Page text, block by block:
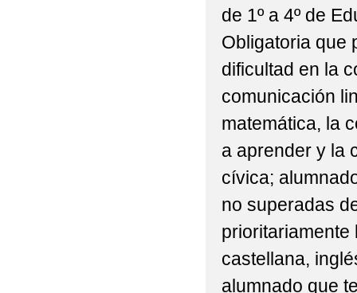
de 1º a 4º de
Obligatoria que
dificultad en la
comunicación
matemática, la
a aprender y la
cívica;
no superadas
prioritariamente
castellana,
alumnado que